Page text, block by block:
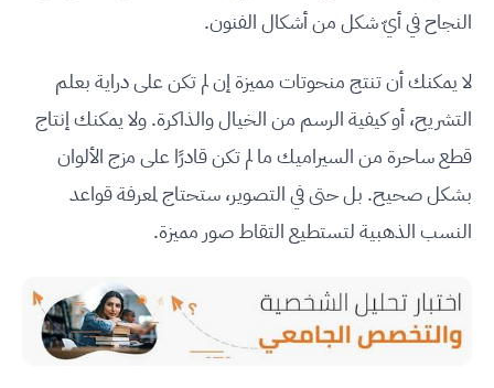
النجاح في أيّ شكل من أشكال الفنون.
لا يمكنك أن تنتج منحوتات مميزة إن لم تكن على دراية بعلم
التشريح، أو كيفية الرسم من الخيال والذاكرة. ولا يمكنك إنتاج
قطع ساحرة من السيراميك ما لم تكن قادرًا على مزج الألوان
بشكل صحيح. بل حتى في التصوير، ستحتاج لمعرفة قواعد
النسب الذهبية لتستطيع التقاط صور مميزة.